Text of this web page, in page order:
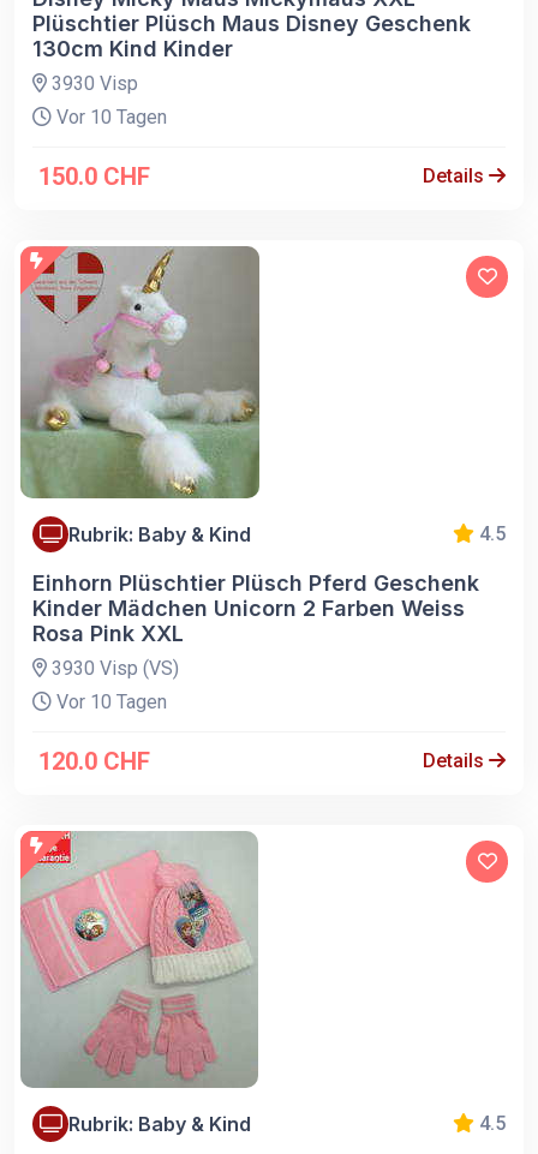
Plüschtier Plüsch Maus Disney Geschenk
130cm Kind Kinder
3930 Visp
Vor 10 Tagen
150.0 CHF Details
Rubrik: Baby & Kind 4.5
Einhorn Plüschtier Plüsch Pferd Geschenk
Kinder Mädchen Unicorn 2 Farben Weiss
Rosa Pink XXL
3930 Visp (VS)
Vor 10 Tagen
120.0 CHF Details
Rubrik: Baby & Kind 4.5